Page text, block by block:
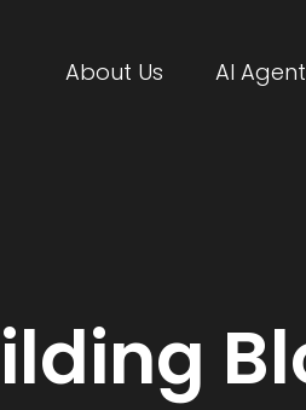
About Us AI Agent